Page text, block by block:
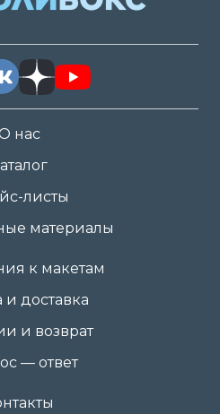
нас
листы
материалы
к макетам
и доставка
и возврат
— ответ